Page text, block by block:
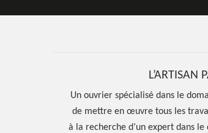
L’ARTISAN
Un ouvrier spécialisé dans le
de mettre en œuvre tous les
à la recherche d’un expert dans le